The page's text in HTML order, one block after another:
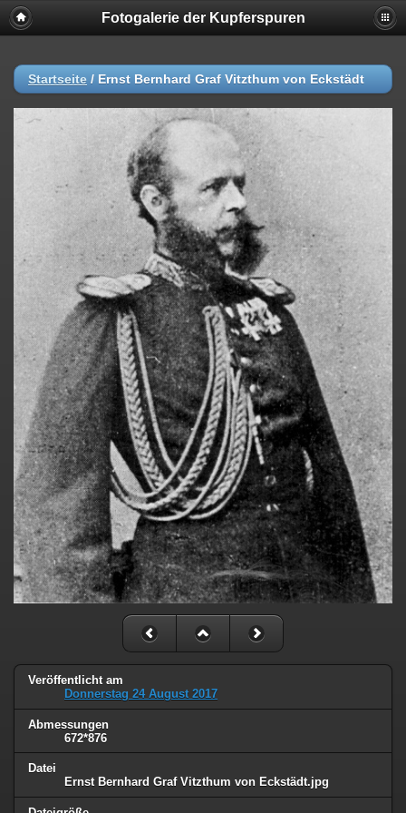
Fotogalerie der Kupferspuren
Startseite / Ernst Bernhard Graf Vitzthum von Eckstädt
Veröffentlicht am
Donnerstag 24 August 2017
Abmessungen
672*876
Datei
Ernst Bernhard Graf Vitzthum von Eckstädt.jpg